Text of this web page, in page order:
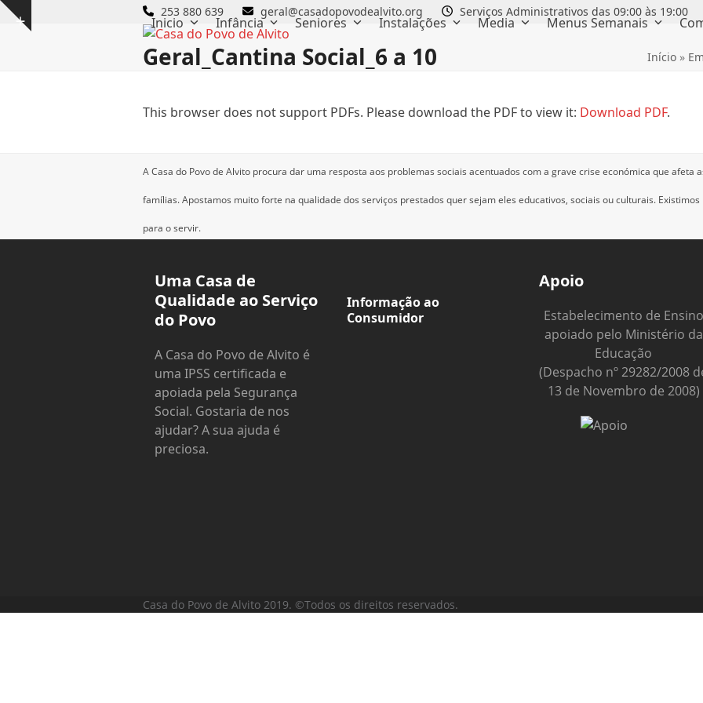
Skip
Show
253 880 639 geral@casadopovodealvito.org Serviços Administrativos das 09:00 às 19:00
Inicio Infância Seniores Instalações Media Menus Semanais
Geral_Cantina Social_6 a 10 Início »
This browser does not support PDFs. Please download the PDF to view it: Download PDF.
A Casa do Povo de Alvito procura dar uma resposta aos problemas sociais acentuados com a grave crise económica que afeta
famílias.Apostamos muito forte na qualidade dos serviços prestados quer sejam eles educativos, sociais ou culturais. Existimos
para o servir.
Uma Casa de
Qualidade ao Serviço
do Povo
A Casa do Povo de Alvito é
uma IPSS certificada e
apoiada pela Segurança
Social. Gostaria de nos
ajudar? A sua ajuda é
preciosa.
Informação ao
Consumidor
Apoio
Estabelecimento de Ensino
apoiado pelo Ministério da
Educação
(Despacho nº 29282/2008
13 de Novembro de 2008)
Casa do Povo de Alvito 2019. ©Todos os direitos reservados.